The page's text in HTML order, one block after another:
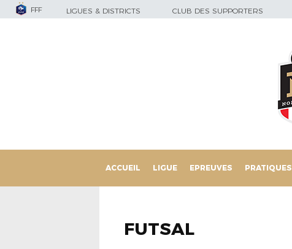
FFF LIGUES & DISTRICTS CLUB DES SUPPORTERS
ACCUEIL LIGUE EPREUVES PRATIQUES
FUTSAL